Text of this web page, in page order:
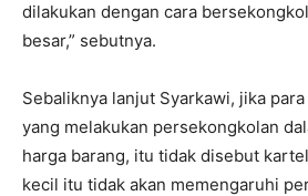
dilakukan dengan cara
besar,” sebutnya.
Sebaliknya lanjut Syarkawi, jika
yang melakukan persekongkolan
harga barang, itu tidak disebut
kecil itu tidak akan memengaruhi